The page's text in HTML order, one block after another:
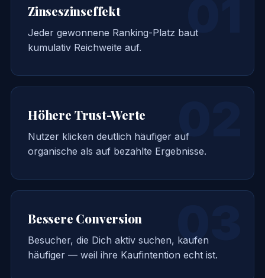
01
Zinseszinseffekt
Jeder gewonnene Ranking-Platz baut
kumulativ Reichweite auf.
02
Höhere Trust-Werte
Nutzer klicken deutlich häufiger auf
organische als auf bezahlte Ergebnisse.
03
Bessere Conversion
Besucher, die Dich aktiv suchen, kaufen
häufiger — weil ihre Kaufintention echt ist.